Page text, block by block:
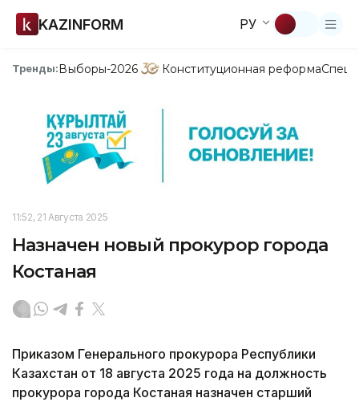
KAZINFORM РУ
Тренды:Выборы-2026 Конституционная реформа
11:52, 21 Августа 2025
Назначен новый прокурор города
Костаная
Приказом Генерального прокурора Республики
Казахстан от 18 августа 2025 года на должность
прокурора города Костаная назначен старший